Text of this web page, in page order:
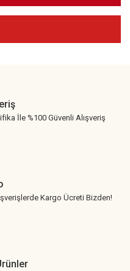
İle %100 Güvenli Alışveriş
Kargo Ücreti Bizden!